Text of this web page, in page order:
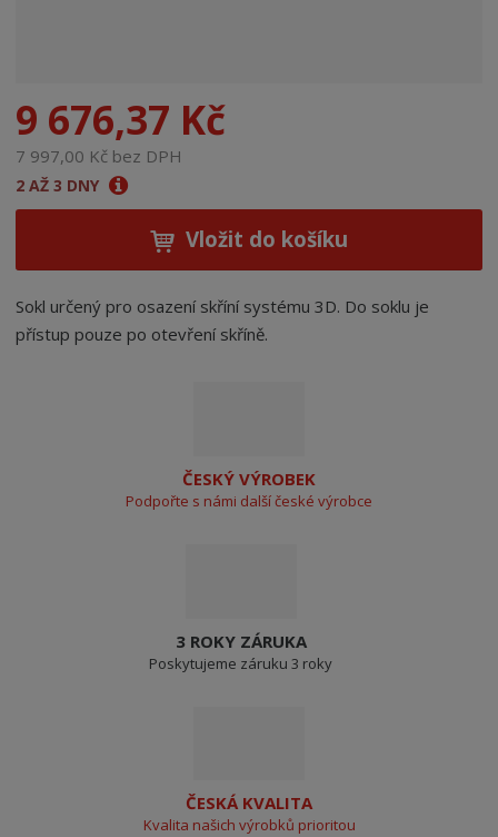
9 676,37 Kč
7 997,00 Kč bez DPH
2 AŽ 3 DNY
Vložit do košíku
Sokl určený pro osazení skříní systému 3D. Do soklu je
přístup pouze po otevření skříně.
ČESKÝ VÝROBEK
Podpořte s námi další české výrobce
3 ROKY ZÁRUKA
Poskytujeme záruku 3 roky
ČESKÁ KVALITA
Kvalita našich výrobků prioritou